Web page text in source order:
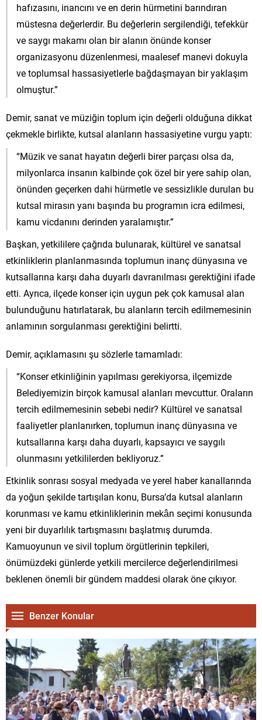
hafızasını, inancını ve en derin hürmetini barındıran
müstesna değerlerdir. Bu değerlerin sergilendiği, tefekkür
ve saygı makamı olan bir alanın önünde konser
organizasyonu düzenlenmesi, maalesef manevi dokuyla
ve toplumsal hassasiyetlerle bağdaşmayan bir yaklaşım
olmuştur.”
Demir, sanat ve müziğin toplum için değerli olduğuna dikkat
çekmekle birlikte, kutsal alanların hassasiyetine vurgu yaptı:
“Müzik ve sanat hayatın değerli birer parçası olsa da,
milyonlarca insanın kalbinde çok özel bir yere sahip olan,
önünden geçerken dahi hürmetle ve sessizlikle durulan bu
kutsal mirasın yanı başında bu programın icra edilmesi,
kamu vicdanını derinden yaralamıştır.”
Başkan, yetkililere çağrıda bulunarak, kültürel ve sanatsal
etkinliklerin planlanmasında toplumun inanç dünyasına ve
kutsallarına karşı daha duyarlı davranılması gerektiğini ifade
etti. Ayrıca, ilçede konser için uygun pek çok kamusal alan
bulunduğunu hatırlatarak, bu alanların tercih edilmemesinin
anlamının sorgulanması gerektiğini belirtti.
Demir, açıklamasını şu sözlerle tamamladı:
“Konser etkinliğinin yapılması gerekiyorsa, ilçemizde
Belediyemizin birçok kamusal alanları mevcuttur. Oraların
tercih edilmemesinin sebebi nedir? Kültürel ve sanatsal
faaliyetler planlanırken, toplumun inanç dünyasına ve
kutsallarına karşı daha duyarlı, kapsayıcı ve saygılı
olunmasını yetkililerden bekliyoruz.”
Etkinlik sonrası sosyal medyada ve yerel haber kanallarında
da yoğun şekilde tartışılan konu, Bursa’da kutsal alanların
korunması ve kamu etkinliklerinin mekân seçimi konusunda
yeni bir duyarlılık tartışmasını başlatmış durumda.
Kamuoyunun ve sivil toplum örgütlerinin tepkileri,
önümüzdeki günlerde yetkili mercilerce değerlendirilmesi
beklenen önemli bir gündem maddesi olarak öne çıkıyor.
Benzer Konular